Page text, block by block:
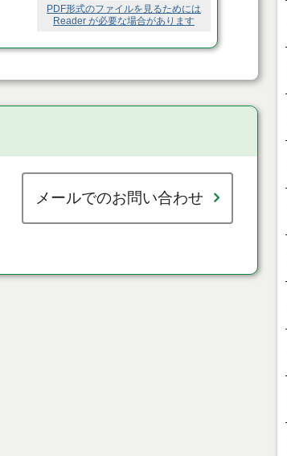
PDF形式のファイルを見るためには
Reader が必要な場合があります
メールでのお問い合わせ